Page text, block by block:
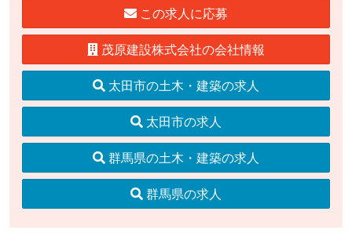
この求人に応募
茂原建設株式会社の会社情報
太田市の土木・建築の求人
太田市の求人
群馬県の土木・建築の求人
群馬県の求人